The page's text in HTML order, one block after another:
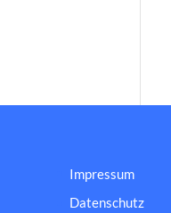
Impressum
Datenschutz